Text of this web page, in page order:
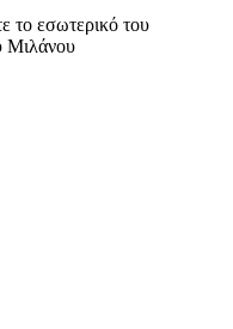
το εσωτερικό του
Μιλάνου